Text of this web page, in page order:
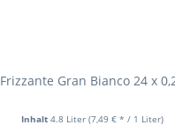
Frizzante Gran Bianco 24 x
Inhalt 4.8 Liter (7,49 € * / 1 Liter)